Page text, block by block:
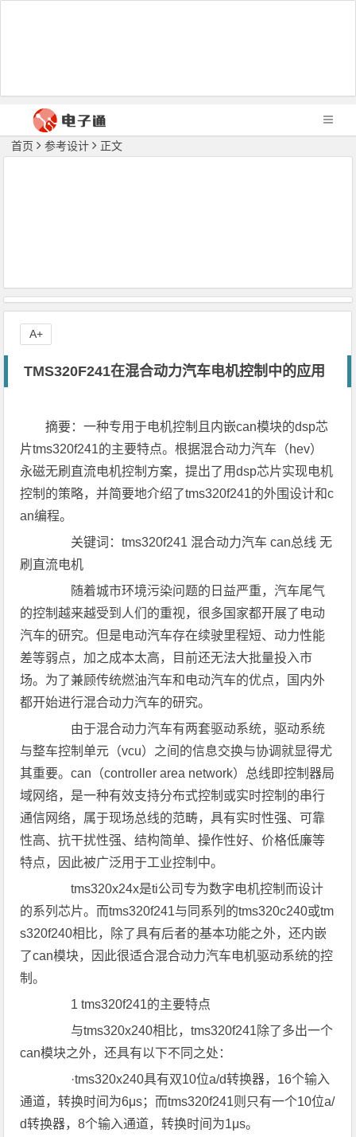
首页 参考设计 正文
TMS320F241在混合动力汽车电机控制中的应用
摘要：一种专用于电机控制且内嵌can模块的dsp芯
片tms320f241的主要特点。根据混合动力汽车（hev）
永磁无刷直流电机控制方案，提出了用dsp芯片实现电机
控制的策略，并简要地介绍了tms320f241的外围设计和c
an编程。
关键词：tms320f241 混合动力汽车 can总线 无
刷直流电机
随着城市环境污染问题的日益严重，汽车尾气
的控制越来越受到人们的重视，很多国家都开展了电动
汽车的研究。但是电动汽车存在续驶里程短、动力性能
差等弱点，加之成本太高，目前还无法大批量投入市
场。为了兼顾传统燃油汽车和电动汽车的优点，国内外
都开始进行混合动力汽车的研究。
由于混合动力汽车有两套驱动系统，驱动系统
与整车控制单元（vcu）之间的信息交换与协调就显得尤
其重要。can（controller area network）总线即控制器局
域网络，是一种有效支持分布式控制或实时控制的串行
通信网络，属于现场总线的范畴，具有实时性强、可靠
性高、抗干扰性强、结构简单、操作性好、价格低廉等
特点，因此被广泛用于工业控制中。
tms320x24x是ti公司专为数字电机控制而设计
的系列芯片。而tms320f241与同系列的tms320c240或tm
s320f240相比，除了具有后者的基本功能之外，还内嵌
了can模块，因此很适合混合动力汽车电机驱动系统的控
制。
1 tms320f241的主要特点
与tms320x240相比，tms320f241除了多出一个
can模块之外，还具有以下不同之处：
·tms320x240具有双10位a/d转换器，16个输入
通道，转换时间为6μs；而tms320f241则只有一个10位a/
d转换器，8个输入通道，转换时间为1μs。
A+